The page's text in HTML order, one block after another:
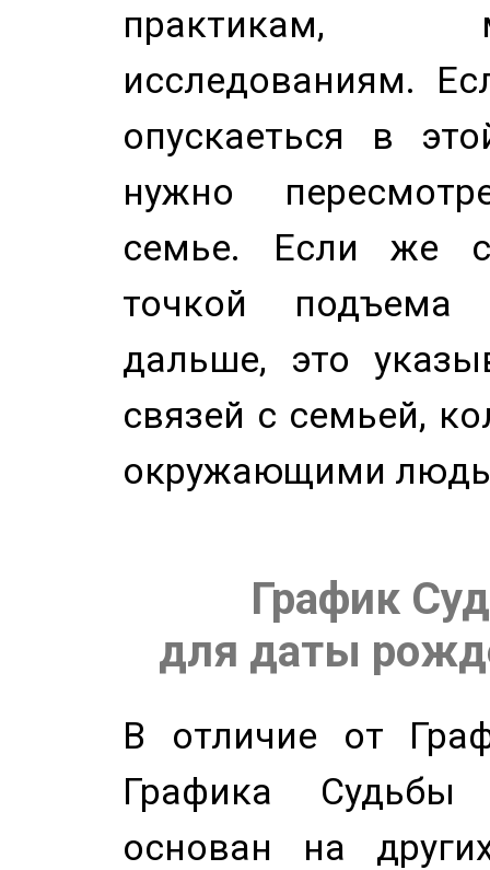
практикам,
исследованиям.
опускаеться в
нужно
семье. Если же
точкой
дальше, это
связей с семьей,
окружающими
График
для даты
В отличие от
Графика
основан на